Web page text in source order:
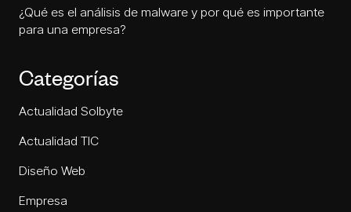
¿Qué es el análisis de malware y por qué es importante
para una empresa?
Categorías
Actualidad Solbyte
Actualidad TIC
Diseño Web
Empresa